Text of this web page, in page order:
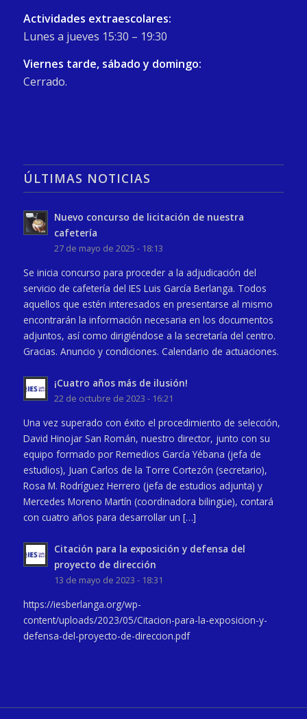
Actividades extraescolares:
Lunes a jueves 15:30 – 19:30
Viernes tarde, sábado y domingo:
Cerrado.
ÚLTIMAS NOTICIAS
Nuevo concurso de licitación de nuestra
cafetería
27 de mayo de 2025 - 18:13
Se inicia concurso para proceder a la adjudicación del
servicio de cafetería del IES Luis García Berlanga. Todos
aquellos que estén interesados en presentarse al mismo
encontrarán la información necesaria en los documentos
adjuntos, así como dirigiéndose a la secretaría del centro.
Gracias. Anuncio y condiciones. Calendario de actuaciones.
¡Cuatro años más de ilusión!
22 de octubre de 2023 - 16:21
Una vez superado con éxito el procedimiento de selección,
David Hinojar San Román, nuestro director, junto con su
equipo formado por Remedios García Yébana (jefa de
estudios), Juan Carlos de la Torre Cortezón (secretario),
Rosa M. Rodríguez Herrero (jefa de estudios adjunta) y
Mercedes Moreno Martín (coordinadora bilingüe), contará
con cuatro años para desarrollar un […]
Citación para la exposición y defensa del
proyecto de dirección
13 de mayo de 2023 - 18:31
https://iesberlanga.org/wp-
content/uploads/2023/05/Citacion-para-la-exposicion-y-
defensa-del-proyecto-de-direccion.pdf